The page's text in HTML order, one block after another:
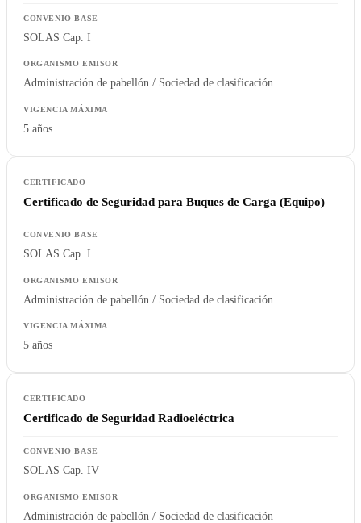
SOLAS Cap. I
Administración de pabellón / Sociedad de clasificación
5 años
Certificado de Seguridad para Buques de Carga (Equipo)
SOLAS Cap. I
Administración de pabellón / Sociedad de clasificación
5 años
Certificado de Seguridad Radioeléctrica
SOLAS Cap. IV
Administración de pabellón / Sociedad de clasificación